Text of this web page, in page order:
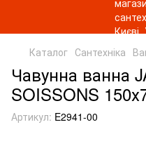
Каталог Сантехніка
Чавунна ванна
SOISSONS
Артикул: E2941-00